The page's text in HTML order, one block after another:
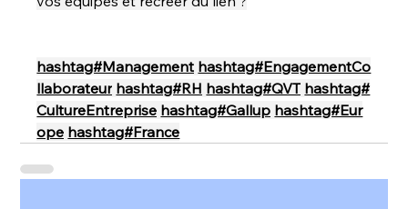
hashtag#Management hashtag#EngagementCo
llaborateur hashtag#RH hashtag#QVT hashtag#
CultureEntreprise hashtag#Gallup hashtag#Eur
ope hashtag#France